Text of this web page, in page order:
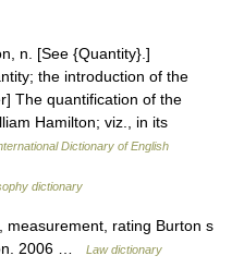
n. [See {Quantity}.]
the introduction of the
The quantification of the
Hamilton; viz., in its
Dictionary of English
dictionary
rating Burton s
2006 …
Law dictionary